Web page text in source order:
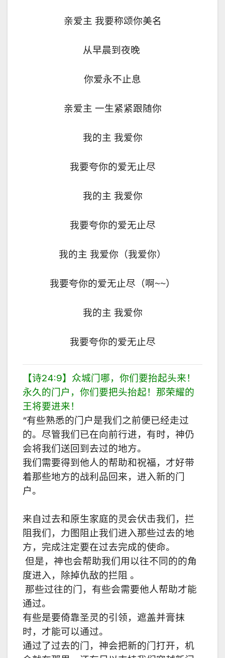
亲爱主 我要称颂你美名
从早晨到夜晚
你爱永不止息
亲爱主 一生紧紧跟随你
我的主 我爱你
我要夸你的爱无止尽
我的主 我爱你
我要夸你的爱无止尽
我的主 我爱你（我爱你）
我要夸你的爱无止尽（啊~~）
我的主 我爱你
我要夸你的爱无止尽
【诗24:9】众城门哪，你们要抬起头来！
永久的门户，你们要把头抬起！那荣耀的
王将要进来！
“有些熟悉的门户是我们之前便已经走过
的。尽管我们已在向前行进，有时，神仍
会将我们送回到去过的地方。
我们需要得到他人的帮助和祝福，才好带
着那些地方的战利品回来，进入新的门
户。
来自过去和原生家庭的灵会伏击我们，拦
阻我们，力图阻止我们进入那些过去的地
方，完成注定要在过去完成的使命。
但是，神也会帮助我们用以往不同的的角
度进入，除掉仇敌的拦阻 。
那些过往的门，有些会需要他人帮助才能
通过。
有些是要倚靠圣灵的引领，遮盖并膏抹
时，才能可以通过。
通过了过去的门，神会把新的门打开，机